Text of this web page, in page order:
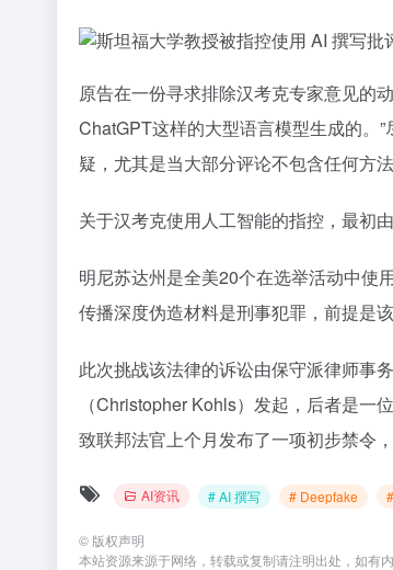
原告在一份寻求排除汉考克专家意见的
ChatGPT这样的大型语言模型生成的。
疑，尤其是当大部分评论不包含任何方法
关于汉考克使用人工智能的指控，最初
明尼苏达州是全美20个在选举活动中使
传播深度伪造材料是刑事犯罪，前提是
此次挑战该法律的诉讼由保守派律师事
（Christopher Kohls）发起，后者是
致联邦法官上个月发布了一项初步禁令
AI资讯 # AI 撰写 # Deepfake
© 版权声明
本站资源来源于网络，转载或复制请注明出处，如有